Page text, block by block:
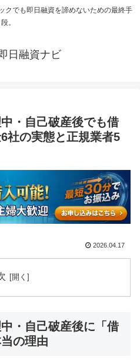
クでも即日融資を諦めないための最終手
段。
日融資ナビ
・自己破産後でも借
社の実態と正規業者5
2026.04.17
・自己破産後に「借
の理由